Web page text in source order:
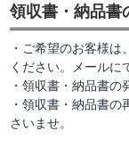
領収書・納品書
・ご希望のお客様
ください。メールに
・領収書・納品書の
・領収書・納品書
さいませ。